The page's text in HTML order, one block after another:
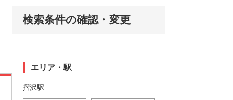
検索条件の確認・変更
エリア・駅
摺沢駅